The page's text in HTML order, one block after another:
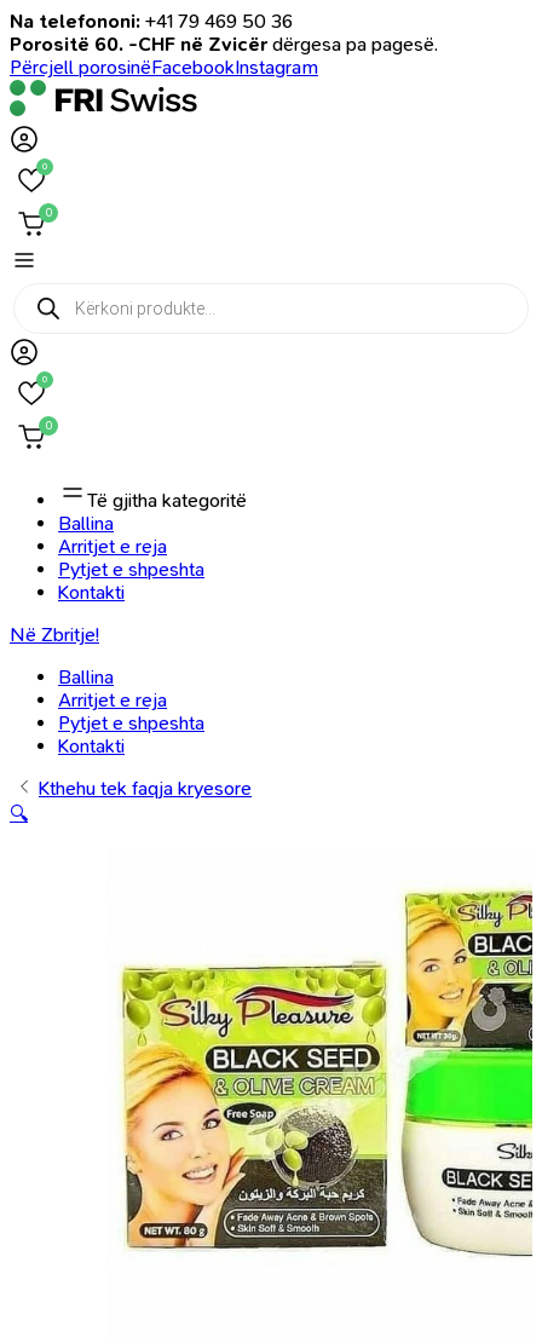
Na telefononi: +41 79 469 50 36
Porositë 60. -CHF në Zvicër dërgesa pa pagesë.
Përcjell porosinëFacebookInstagram
0
0
Products
search
0
0
Të gjitha kategoritë
Ballina
Arritjet e reja
Pytjet e shpeshta
Kontakti
Në Zbritje!
Ballina
Arritjet e reja
Pytjet e shpeshta
Kontakti
Kthehu tek faqja kryesore
🔍